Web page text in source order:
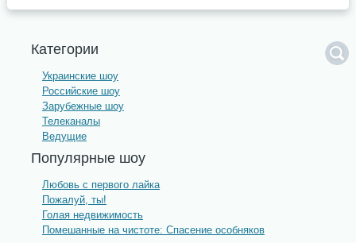
Категории
Украинские шоу
Российские шоу
Зарубежные шоу
Телеканалы
Ведущие
Популярные шоу
Любовь с первого лайка
Пожалуй, ты!
Голая недвижимость
Помешанные на чистоте: Спасение особняков